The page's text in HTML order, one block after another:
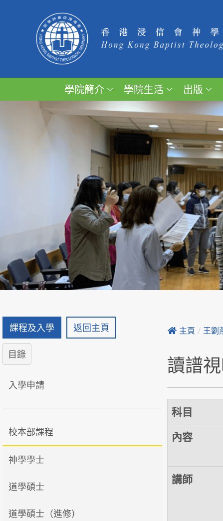
學院簡介 學院生活 出版
課程及入學 返回主頁
目錄
入學申請
校本部課程
神學學士
道學碩士
道學碩士（進修）
主頁 / 王劉
讀譜
科目
內容
講師